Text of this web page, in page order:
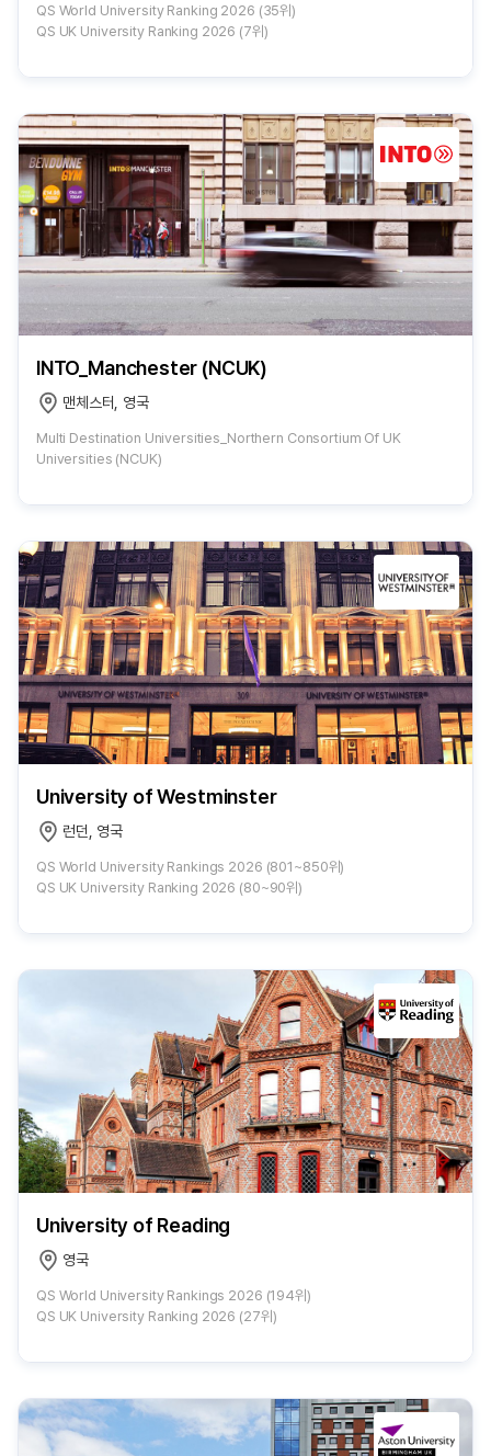
QS World University Ranking 2026 (35위)
QS UK University Ranking 2026 (7위)
INTO_Manchester (NCUK)
맨체스터, 영국
Multi Destination Universities_Northern Consortium Of UK
Universities (NCUK)
University of Westminster
런던, 영국
QS World University Rankings 2026 (801~850위)
QS UK University Ranking 2026 (80~90위)
University of Reading
영국
QS World University Rankings 2026 (194위)
QS UK University Ranking 2026 (27위)